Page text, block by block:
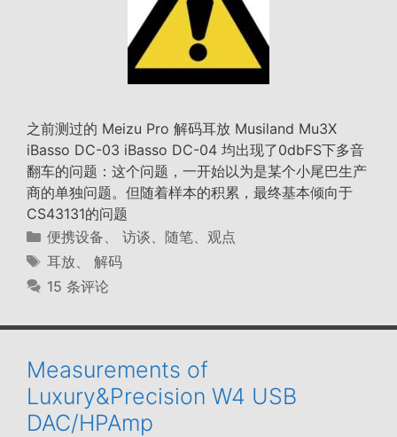
之前测过的 Meizu Pro 解码耳放 Musiland Mu3X
iBasso DC-03 iBasso DC-04 均出现了0dbFS下多音
翻车的问题：这个问题，一开始以为是某个小尾巴生产
商的单独问题。但随着样本的积累，最终基本倾向于
CS43131的问题
分
类
便携设备、 访谈、随笔、观点
标
签
耳放、 解码
15 条评论
Measurements of
Luxury&Precision W4 USB
DAC/HPAmp